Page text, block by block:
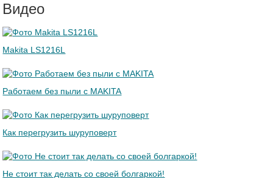
Видео
Makita LS1216L
Работаем без пыли с MAKITA
Как перегрузить шуруповерт
Не стоит так делать со своей болгаркой!